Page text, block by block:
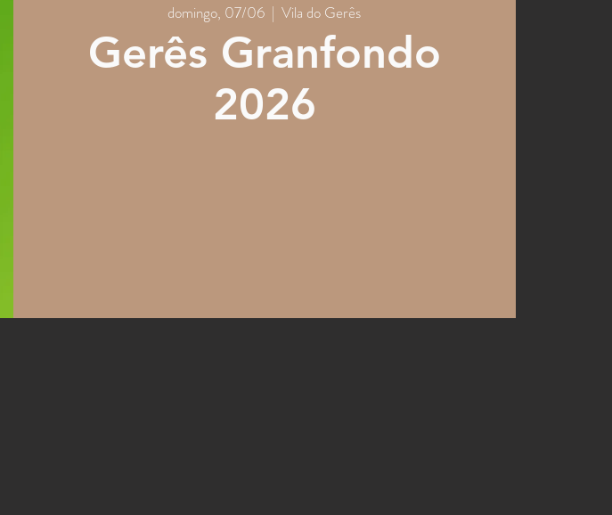
domingo, 07/06
  |
Vila do Gerês
Gerês Granfondo
2026